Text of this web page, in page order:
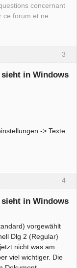
concernant
ce forum et ne
3
sieht in Windows
-> Texte
4
sieht in Windows
vorgewählt
Dlg 2 (Regular)
nicht was am
viel wichtiger. Die